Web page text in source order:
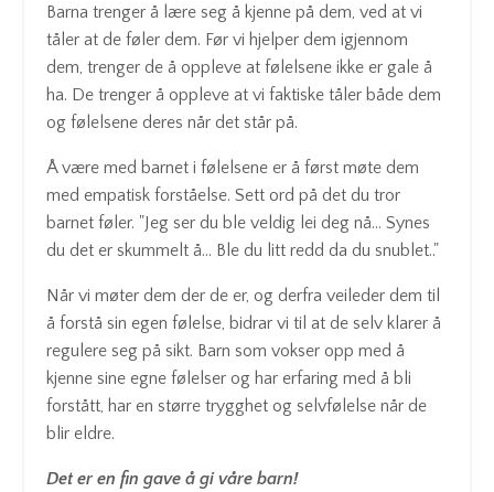
Barna trenger å lære seg å kjenne på dem, ved at vi
tåler at de føler dem. Før vi hjelper dem igjennom
dem, trenger de å oppleve at følelsene ikke er gale å
ha. De trenger å oppleve at vi faktiske tåler både dem
og følelsene deres når det står på.
Å være med barnet i følelsene er å først møte dem
med empatisk forståelse. Sett ord på det du tror
barnet føler. "Jeg ser du ble veldig lei deg nå... Synes
du det er skummelt å... Ble du litt redd da du snublet.."
Når vi møter dem der de er, og derfra veileder dem til
å forstå sin egen følelse, bidrar vi til at de selv klarer å
regulere seg på sikt. Barn som vokser opp med å
kjenne sine egne følelser og har erfaring med å bli
forstått, har en større trygghet og selvfølelse når de
blir eldre.
Det er en fin gave å gi våre barn!